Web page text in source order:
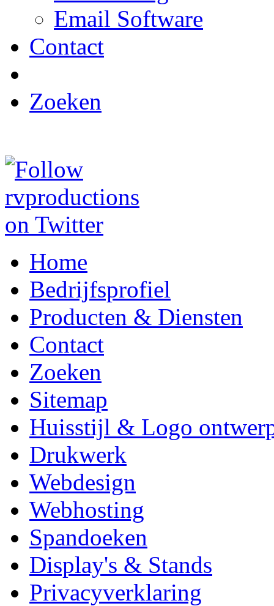
Email Software
Contact
Zoeken
Home
Bedrijfsprofiel
Producten & Diensten
Contact
Zoeken
Sitemap
Huisstijl & Logo
Drukwerk
Webdesign
Webhosting
Spandoeken
Display's & Stands
Privacyverklaring